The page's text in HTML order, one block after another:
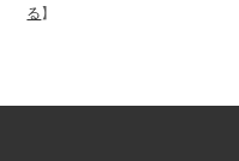
る】